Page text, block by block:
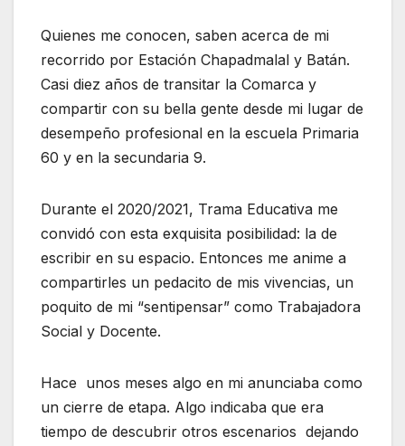
o
o
k
p
p
m
Quienes me conocen, saben acerca de mi
recorrido por Estación Chapadmalal y Batán.
Casi diez años de transitar la Comarca y
compartir con su bella gente desde mi lugar de
desempeño profesional en la escuela Primaria
60 y en la secundaria 9.
Durante el 2020/2021, Trama Educativa me
convidó con esta exquisita posibilidad: la de
escribir en su espacio. Entonces me anime a
compartirles un pedacito de mis vivencias, un
poquito de mi “sentipensar” como Trabajadora
Social y Docente.
Hace unos meses algo en mi anunciaba como
un cierre de etapa. Algo indicaba que era
tiempo de descubrir otros escenarios dejando